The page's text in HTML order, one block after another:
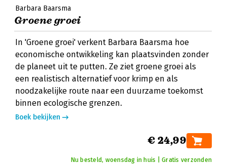
Barbara Baarsma
Groene groei
In 'Groene groei' verkent Barbara Baarsma hoe
economische ontwikkeling kan plaatsvinden zonder
de planeet uit te putten. Ze ziet groene groei als
een realistisch alternatief voor krimp en als
noodzakelijke route naar een duurzame toekomst
binnen ecologische grenzen.
Boek bekijken
€ 24,99
Nu besteld, woensdag in huis | Gratis verzonden